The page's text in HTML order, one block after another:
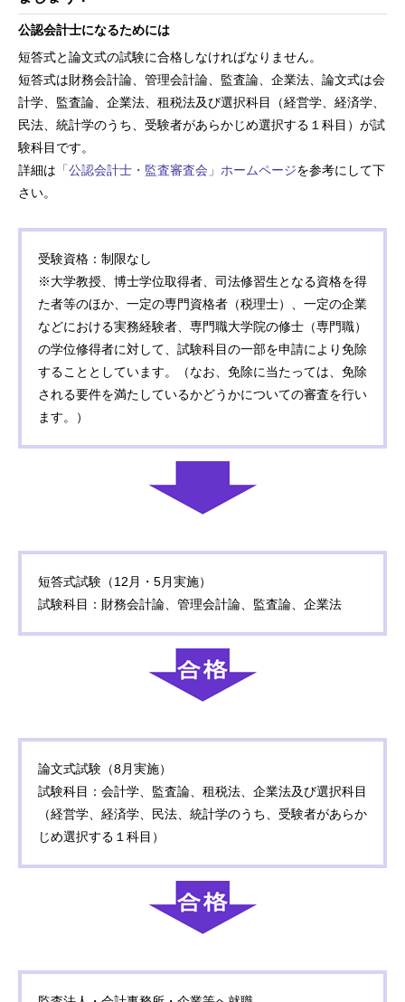
公認会計士になるためには
短答式と論文式の試験に合格しなければなりません。
短答式は財務会計論、管理会計論、監査論、企業法、論文式は会
計学、監査論、企業法、租税法及び選択科目
（経営学、経済学、
民法、統計学のうち、受験者があらかじめ選択する１科目）が試
験科目です。
詳細は 「公認会計士・監査審査会」ホームページを参考にして下
さい。
受験資格：制限なし
※大学教授、博士学位取得者、司法修習生となる資格を得
た者等のほか、一定の専門資格者（税理士）、一定の企業
などにおける実務経験者、専門職大学院の修士（専門職）
の学位修得者に対して、試験科目の一部を申請により免除
することとしています。（なお、免除に当たっては、免除
される要件を満たしているかどうかについての審査を行い
ます。）
短答式試験（12月・5月実施）
試験科目：財務会計論、管理会計論、監査論、企業法
論文式試験（8月実施）
試験科目：会計学、監査論、租税法、企業法及び選択科目
（経営学、経済学、民法、統計学のうち、受験者があらか
じめ選択する１科目）